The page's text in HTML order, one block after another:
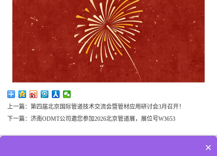
上一篇：第四届北京国际管道技术交流会暨管材应用研讨会3月召开！
下一篇：济南ODMT公司邀您参加2026北京管道展，展位号W3653
×